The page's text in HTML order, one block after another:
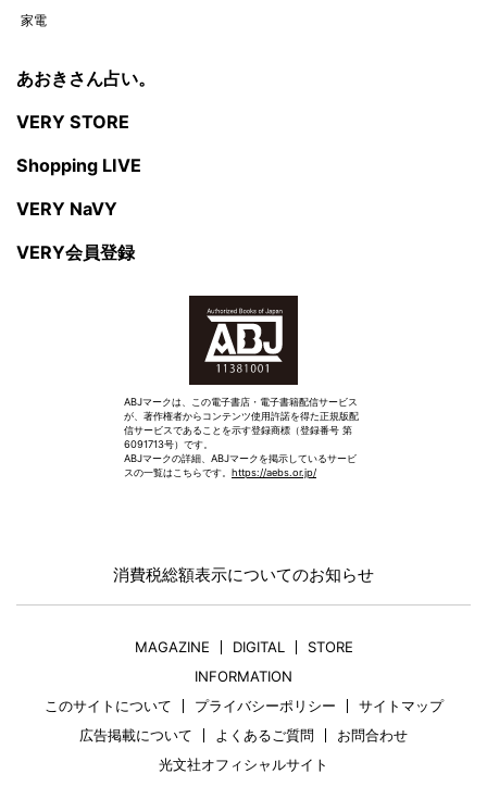
家電
あおきさん占い。
VERY STORE
Shopping LIVE
VERY NaVY
VERY会員登録
ABJマークは、この電子書店・電子書籍配信サービス
が、著作権者からコンテンツ使用許諾を得た正規版配
信サービスであることを示す登録商標（登録番号 第
6091713号）です。
ABJマークの詳細、ABJマークを掲示しているサービ
スの一覧はこちらです。 https://aebs.or.jp/
消費税総額表示についてのお知らせ
MAGAZINE DIGITAL
STORE
INFORMATION
このサイトについて
プライバシーポリシー
サイトマップ
広告掲載について
よくあるご質問
お問合わせ
光文社オフィシャルサイト